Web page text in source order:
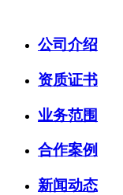
公司介绍
资质证书
业务范围
合作案例
新闻动态